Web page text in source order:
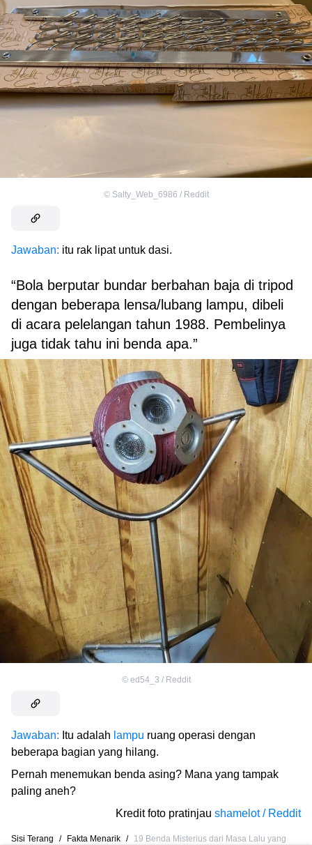
© Salty_Web_6986 / Reddit
Jawaban: itu rak lipat untuk dasi.
“Bola berputar bundar berbahan baja di tripod
dengan beberapa lensa/lubang lampu, dibeli
di acara pelelangan tahun 1988. Pembelinya
juga tidak tahu ini benda apa.”
© ed54_3 / Reddit
Jawaban: Itu adalah lampu ruang operasi dengan
beberapa bagian yang hilang.
Pernah menemukan benda asing? Mana yang tampak
paling aneh?
Kredit foto pratinjau shamelot / Reddit
Sisi Terang / Fakta Menarik / 19 Benda Misterius dari Masa Lalu yang